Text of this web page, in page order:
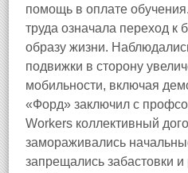
помощь в оплате
труда означала переход
образу жизни.
подвижки в сторону
мобильности, включая
«Форд» заключил с
Workers коллективный
замораживались
запрещались забастовки